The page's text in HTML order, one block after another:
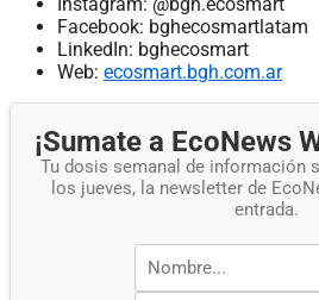
Facebook: bghecosmartlatam
LinkedIn: bghecosmart
Web: ecosmart.bgh.com.ar
¡Sumate a EcoNews
Tu dosis semanal de información
los jueves, la newsletter de
entrada.